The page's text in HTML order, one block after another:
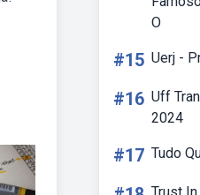
O
#15 Uerj -
#16 Uff
2024
#17 Tudo